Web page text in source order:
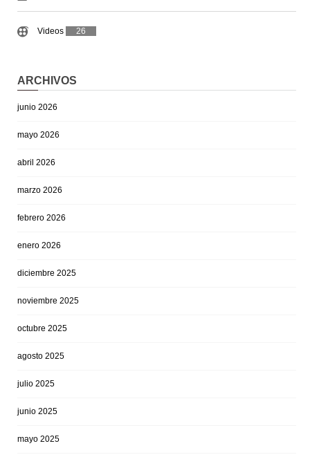
Videos 26
ARCHIVOS
junio 2026
mayo 2026
abril 2026
marzo 2026
febrero 2026
enero 2026
diciembre 2025
noviembre 2025
octubre 2025
agosto 2025
julio 2025
junio 2025
mayo 2025